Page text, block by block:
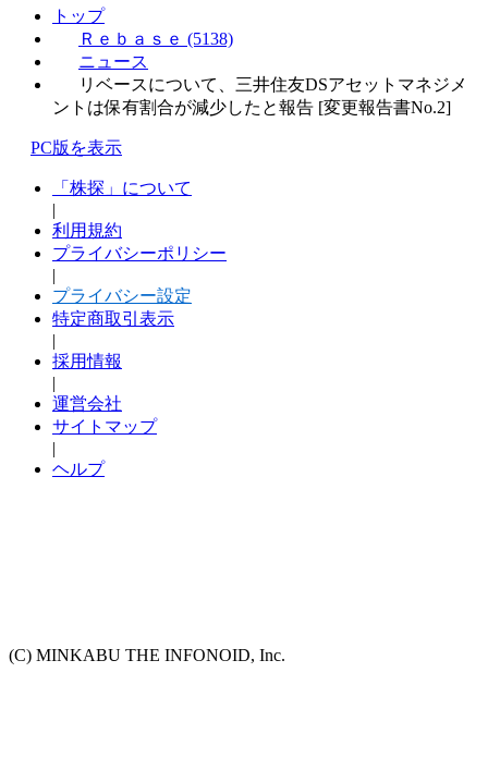
トップ
Ｒｅｂａｓｅ (5138)
ニュース
リベースについて、三井住友DSアセットマネジメ
ントは保有割合が減少したと報告 [変更報告書No.2]
PC版を表示
「株探」について
|
利用規約
プライバシーポリシー
|
プライバシー設定
特定商取引表示
|
採用情報
|
運営会社
サイトマップ
|
ヘルプ
(C) MINKABU THE INFONOID, Inc.